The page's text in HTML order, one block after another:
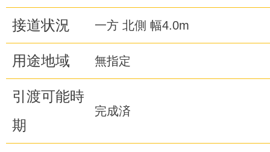
接道状況 一方 北側 幅4.0m
用途地域 無指定
引渡可能時
期
完成済